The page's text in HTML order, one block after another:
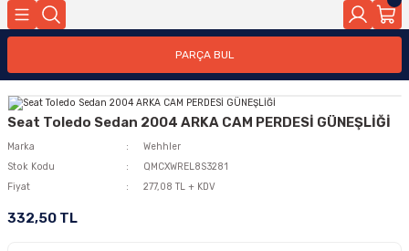
PARÇA BUL
Seat Toledo Sedan 2004 ARKA CAM PERDESİ GÜNEŞLİĞİ
Marka
Wehhler
Stok Kodu
QMCXWREL8S3281
Fiyat
277,08 TL + KDV
332,50 TL